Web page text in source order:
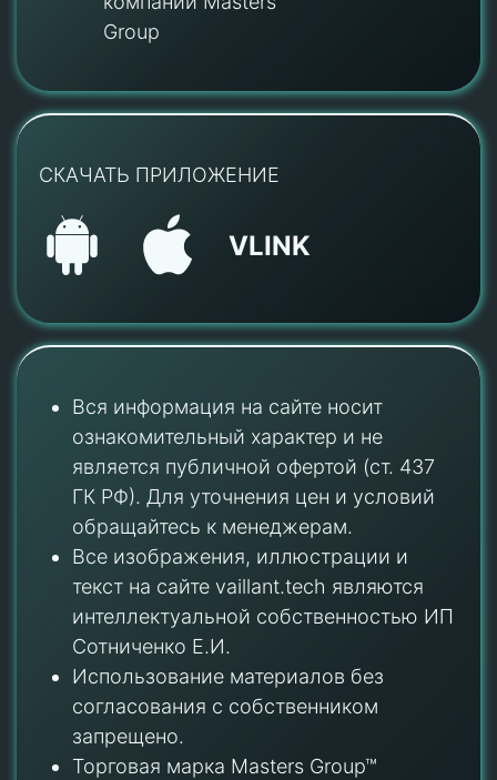
Group
СКАЧАТЬ ПРИЛОЖЕНИЕ
VLINK
Вся информация на сайте носит
ознакомительный характер и не
является публичной офертой (ст. 437
ГК РФ). Для уточнения цен и условий
обращайтесь к менеджерам.
Все изображения, иллюстрации и
текст на сайте vaillant.tech являются
интеллектуальной собственностью ИП
Сотниченко Е.И.
Использование материалов без
согласования с собственником
запрещено.
Торговая марка Masters Group™